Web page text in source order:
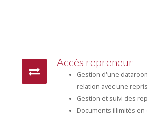
Accès repreneur
Gestion d'une
relation avec une
Gestion et suivi des
Documents illimités en